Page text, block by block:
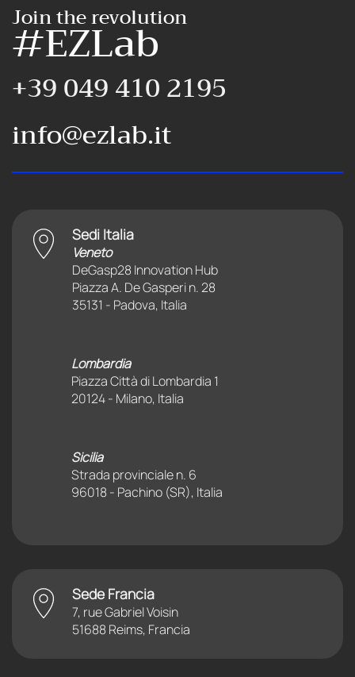
Join the revolution
#EZLab
+39 049 410 2195
info@ezlab.it
Sedi Italia
Veneto
DeGasp28 Innovation Hub
Piazza A. De Gasperi n. 28
35131 - Padova, Italia
Lombardia
Piazza Città di Lombardia 1
20124 - Milano, Italia
Sicilia
Strada provinciale n. 6
96018 - Pachino (SR), Italia
Sede Francia
7, rue Gabriel Voisin
51688 Reims, Francia